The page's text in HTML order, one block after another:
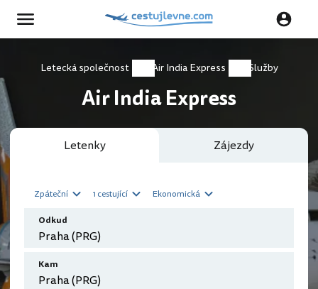
Letecká společnost Air India Express Služby
Air India Express
Letenky Zájezdy
Zpáteční 1 cestující Ekonomická
Odkud
Kam